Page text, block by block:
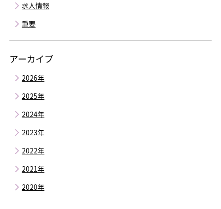
求人情報
重要
アーカイブ
2026年
8月
6月
5月
3月
2月
2025年
12月
10月
9月
7月
6月
2024年
12月
10月
9月
7月
2023年
12月
10月
9月
2022年
12月
10月
2021年
12月
2020年